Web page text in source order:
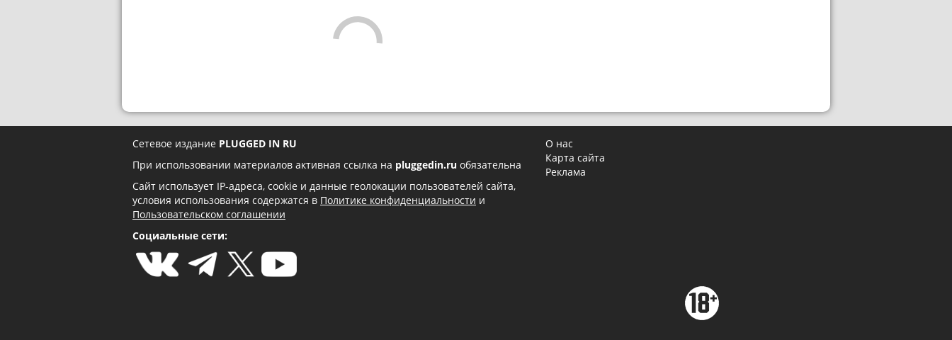
Сетевое издание PLUGGED IN RU
При использовании материалов активная ссылка на pluggedin.ru обязательна
Сайт использует IP-адреса, cookie и данные геолокации пользователей сайта,
условия использования содержатся в Политике конфиденциальности и
Пользовательском соглашении
Социальные сети:
О нас
Карта сайта
Реклама